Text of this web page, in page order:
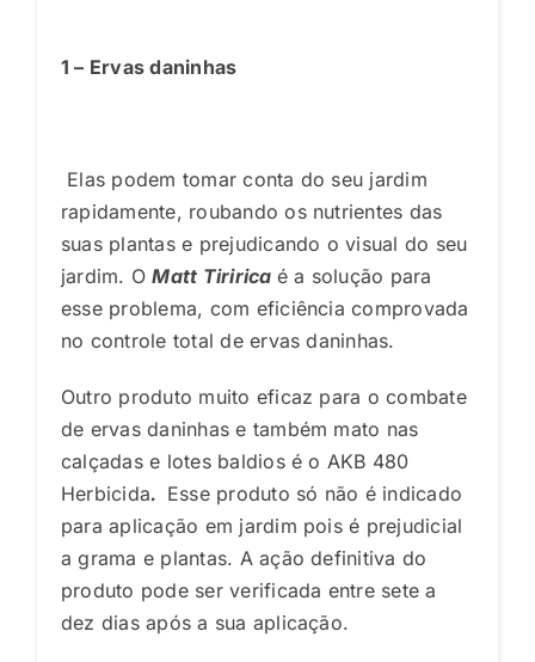
1 – Ervas daninhas
Elas podem tomar conta do seu jardim
rapidamente, roubando os nutrientes das
suas plantas e prejudicando o visual do seu
jardim. OMatt Tiririca é a solução para
esse problema, com eficiência comprovada
no controle total de ervas daninhas.
Outro produto muito eficaz para o combate
de ervas daninhas e também mato nas
calçadas e lotes baldios é o AKB 480
Herbicida. Esse produto só não é indicado
para aplicação em jardim pois é prejudicial
a grama e plantas. A ação definitiva do
produto pode ser verificada entre sete a
dez dias após a sua aplicação.